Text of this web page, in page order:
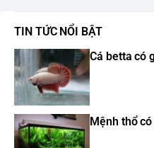
TIN TỨC NỔI BẬT
Cá betta có
Mệnh thổ